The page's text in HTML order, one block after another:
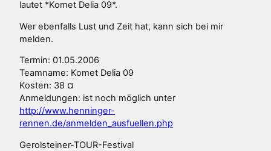
lautet *Komet Delia 09*.
Wer ebenfalls Lust und Zeit hat, kann sich bei mir
melden.
Termin: 01.05.2006
Teamname: Komet Delia 09
Kosten: 38 ¤
Anmeldungen: ist noch möglich unter
http://www.henninger-
rennen.de/anmelden_ausfuellen.php
Gerolsteiner-TOUR-Festival